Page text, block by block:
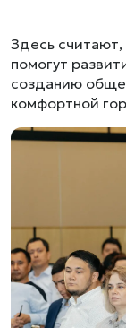
Здесь считают,
помогут
созданию
комфортной